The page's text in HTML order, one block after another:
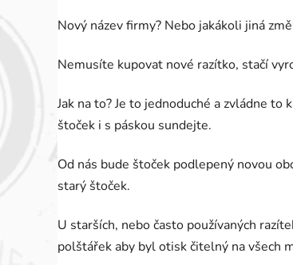
Nový název firmy? Nebo jakákoli jiná
Nemusíte kupovat nové razítko, stačí
Jak na to? Je to jednoduché a zvládne
štoček i s páskou sundejte.
Od nás bude štoček podlepený novou
starý štoček.
U starších, nebo často používaných
polštářek aby byl otisk čitelný na všech